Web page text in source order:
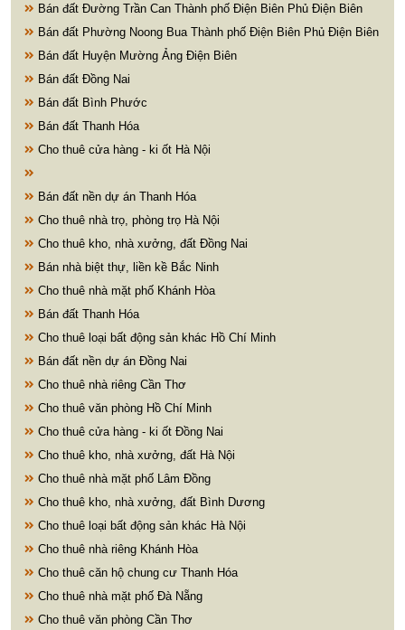
Bán đất Đường Trần Can Thành phố Điện Biên Phủ Điện Biên
Bán đất Phường Noong Bua Thành phố Điện Biên Phủ Điện Biên
Bán đất Huyện Mường Ảng Điện Biên
Bán đất Đồng Nai
Bán đất Bình Phước
Bán đất Thanh Hóa
Cho thuê cửa hàng - ki ốt Hà Nội
Bán đất nền dự án Thanh Hóa
Cho thuê nhà trọ, phòng trọ Hà Nội
Cho thuê kho, nhà xưởng, đất Đồng Nai
Bán nhà biệt thự, liền kề Bắc Ninh
Cho thuê nhà mặt phố Khánh Hòa
Bán đất Thanh Hóa
Cho thuê loại bất động sản khác Hồ Chí Minh
Bán đất nền dự án Đồng Nai
Cho thuê nhà riêng Cần Thơ
Cho thuê văn phòng Hồ Chí Minh
Cho thuê cửa hàng - ki ốt Đồng Nai
Cho thuê kho, nhà xưởng, đất Hà Nội
Cho thuê nhà mặt phố Lâm Đồng
Cho thuê kho, nhà xưởng, đất Bình Dương
Cho thuê loại bất động sản khác Hà Nội
Cho thuê nhà riêng Khánh Hòa
Cho thuê căn hộ chung cư Thanh Hóa
Cho thuê nhà mặt phố Đà Nẵng
Cho thuê văn phòng Cần Thơ